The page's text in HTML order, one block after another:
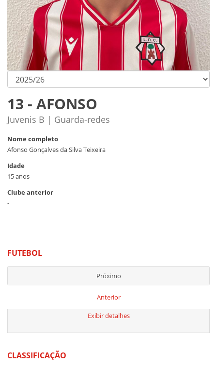
13 - AFONSO
Juvenis B | Guarda-redes
Nome completo
Afonso Gonçalves da Silva Teixeira
Idade
15 anos
Clube anterior
-
FUTEBOL
Próximo
Anterior
Exibir detalhes
CLASSIFICAÇÃO